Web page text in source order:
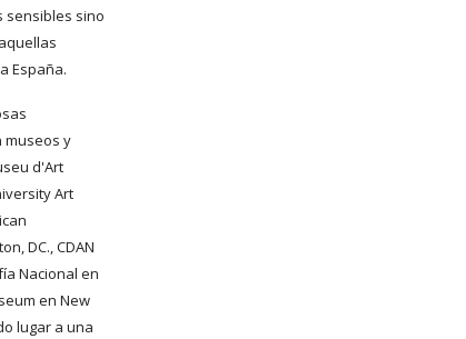
sensibles sino
España.
museos y
d'Art
Art
DC., CDAN
Nacional en
en New
lugar a una